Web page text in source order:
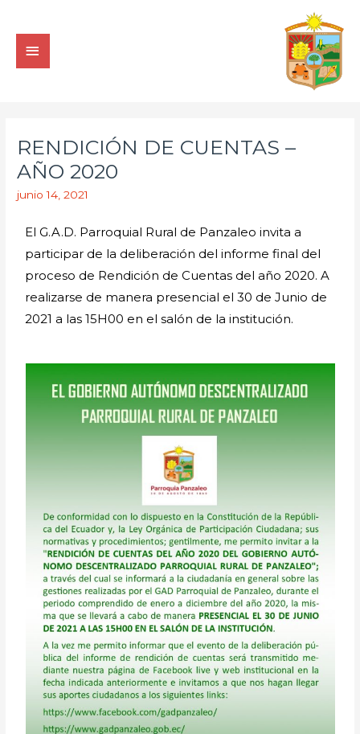
RENDICIÓN DE CUENTAS –
AÑO 2020
junio 14, 2021
El G.A.D. Parroquial Rural de Panzaleo invita a
participar de la deliberación del informe final del
proceso de Rendición de Cuentas del año 2020. A
realizarse de manera presencial el 30 de Junio de
2021 a las 15H00 en el salón de la institución.